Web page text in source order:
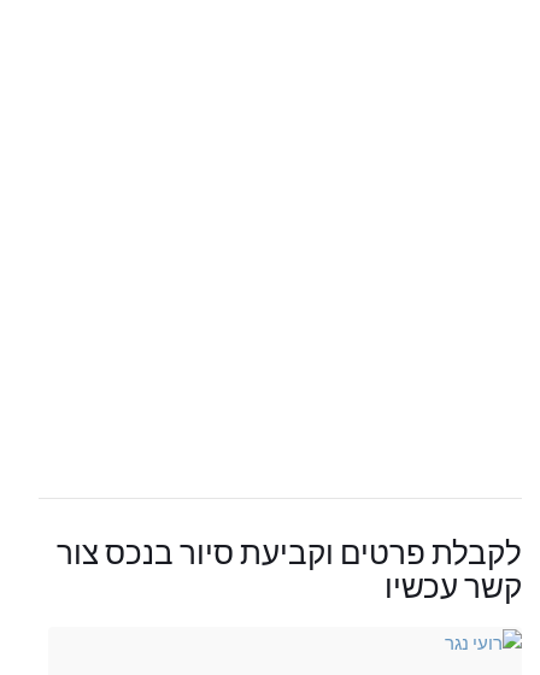
לקבלת פרטים וקביעת סיור בנכס צור
קשר עכשיו